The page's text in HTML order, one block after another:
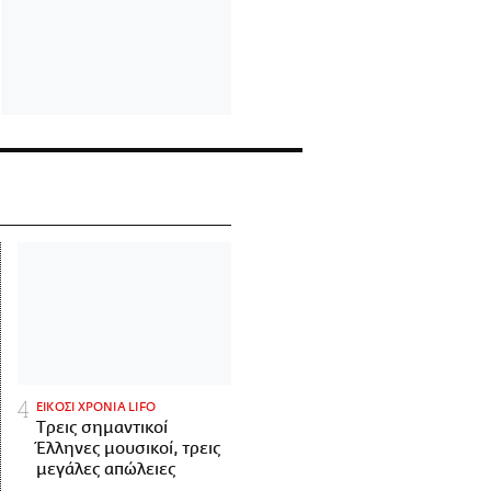
ΕΙΚΟΣΙ ΧΡΟΝΙΑ LIFO
Tρεις σημαντικοί
Έλληνες μουσικοί, τρεις
μεγάλες απώλειες